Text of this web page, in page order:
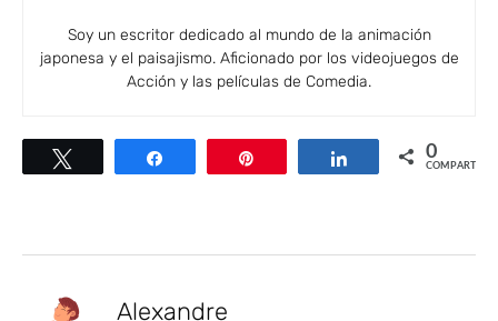
Soy un escritor dedicado al mundo de la animación
japonesa y el paisajismo. Aficionado por los videojuegos de
Acción y las películas de Comedia.
Compartir Compartir0
COMPARTIR
Alexandre